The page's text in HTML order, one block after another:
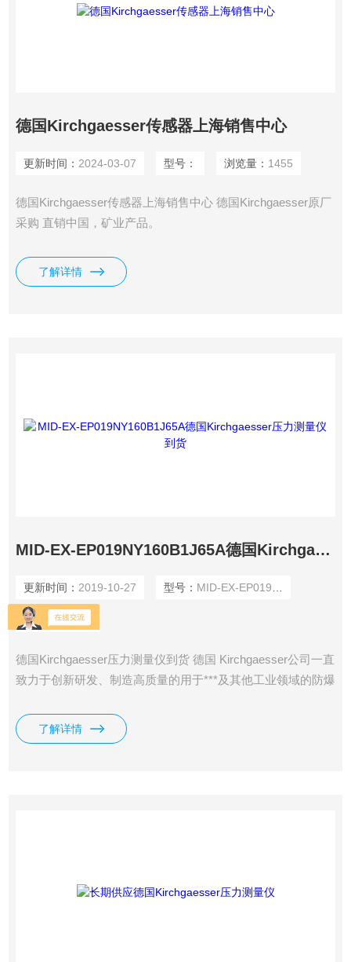
德国Kirchgaesser传感器上海销售中心
更新时间： 2024-03-07 型号： 浏览量： 1455
德国Kirchgaesser传感器上海销售中心 德国Kirchgaesser原厂
采购 直销中国，矿业产品。
了解详情
MID-EX-EP019NY160B1J65A德国Kirchgaesser压力测量仪到货
更新时间： 2019-10-27 型号： MID-EX-EP019NY160B1J65A
浏览量：2440
德国Kirchgaesser压力测量仪到货 德国 Kirchgaesser公司一直
致力于创新研发、制造高质量的用于***及其他工业领域的防爆
护，尤其在苛刻的工况中占据着欧洲主要的*。
了解详情